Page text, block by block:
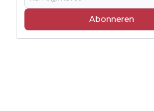
Abonneren